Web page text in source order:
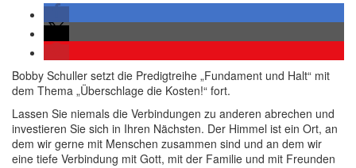
Bobby Schuller setzt die Predigtreihe „Fundament und Halt“ mit
dem Thema „Überschlage die Kosten!“ fort.
Lassen Sie niemals die Verbindungen zu anderen abrechen und
investieren Sie sich in Ihren Nächsten. Der Himmel ist ein Ort, an
dem wir gerne mit Menschen zusammen sind und an dem wir
eine tiefe Verbindung mit Gott, mit der Familie und mit Freunden